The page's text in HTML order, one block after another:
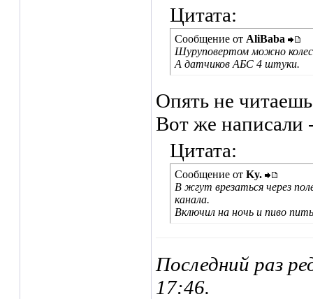
Цитата:
Сообщение от AliBaba
Шуруповертом можно
А датчиков АБС 4 штуки.
Опять не
Вот же написали
Цитата:
Сообщение от Ky.
В жгут врезаться через
канала.
Включил на ночь и пиво
Последний раз
17:46.